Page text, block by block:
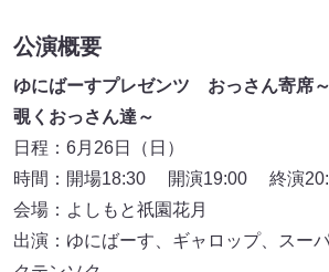
公演概要
ゆにばーすプレゼンツ おっさん寄席
覗くおっさん達～
日程：6月26日（日）
時間：開場18:30 開演19:00 終演
会場：よしもと祇園花月
出演：ゆにばーす、ギャロップ、スー